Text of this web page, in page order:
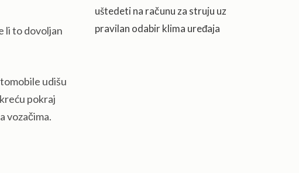
li to dovoljan
udišu
pokraj
vozačima.
uštedeti na računu za struju uz
pravilan odabir klima uređaja